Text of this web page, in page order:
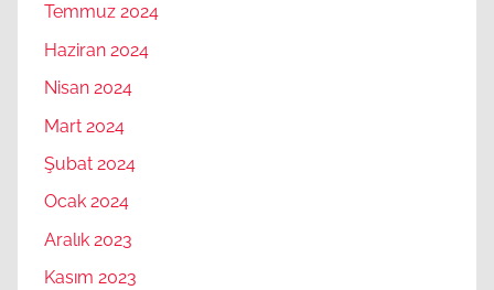
Temmuz 2024
Haziran 2024
Nisan 2024
Mart 2024
Şubat 2024
Ocak 2024
Aralık 2023
Kasım 2023